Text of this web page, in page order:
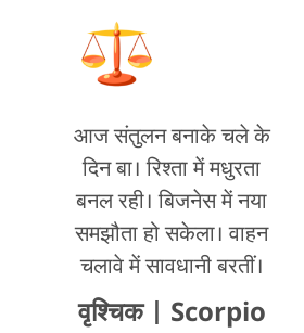
आज संतुलन बनाके चले के
दिन बा। रिश्ता में मधुरता
बनल रही। बिजनेस में नया
समझौता हो सकेला। वाहन
चलावे में सावधानी बरतीं।
वृश्चिक | Scorpio